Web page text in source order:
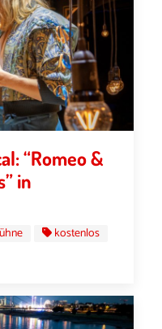
“Romeo &
in
kostenlos